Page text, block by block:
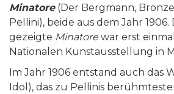
Minatore(Der Bergmann,
Pellini), beide aus dem Jahr 1906.
gezeigte Minatore war erst
Nationalen Kunstausstellung in
Im Jahr 1906 entstand auch das
Idol), das zu Pellinis